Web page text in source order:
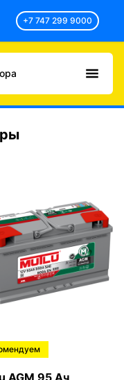
+7 747 299 9000
AGM 95 Ач